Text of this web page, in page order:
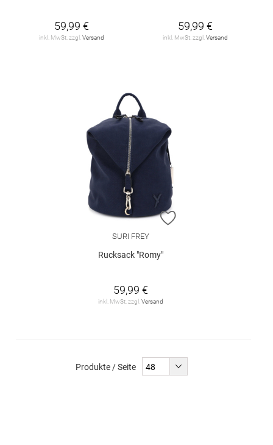
59,99 €
inkl. MwSt. zzgl. Versand
59,99 €
inkl. MwSt. zzgl. Versand
ZUR WUNSCHLISTE
SURI FREY
Rucksack "Romy"
59,99 €
inkl. MwSt. zzgl. Versand
Produkte / Seite